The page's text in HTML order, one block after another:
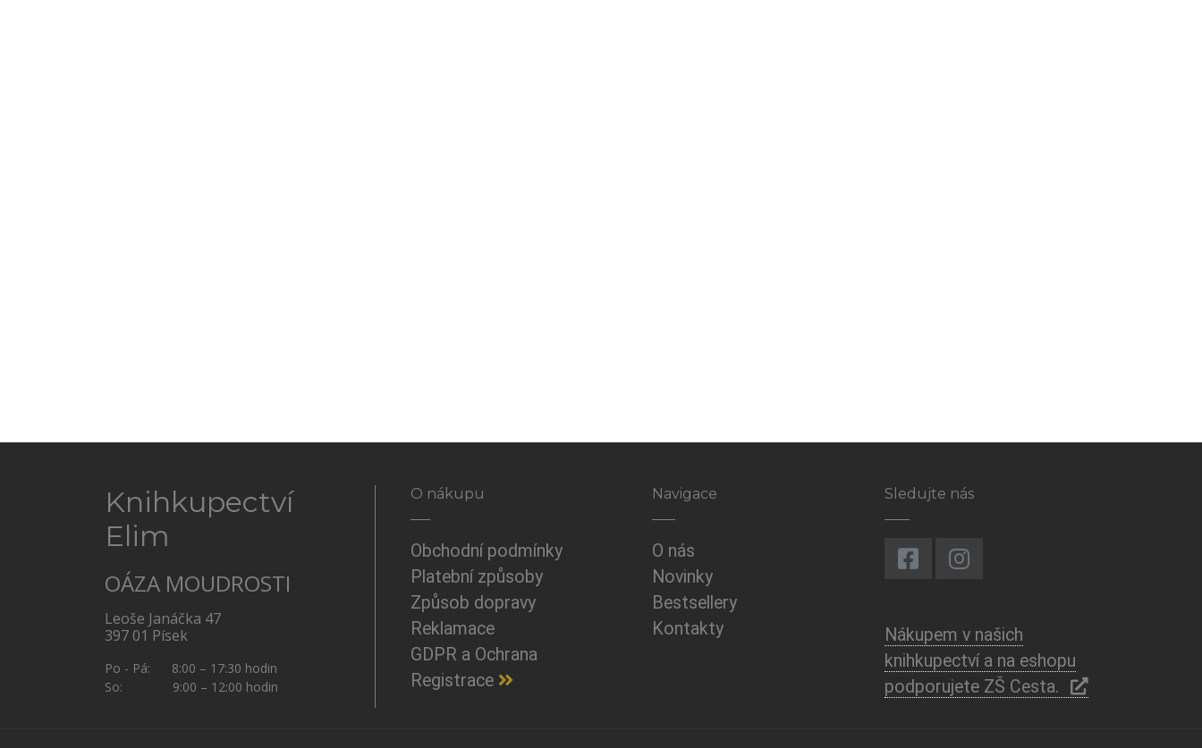
Knihkupectví
Elim
OÁZA MOUDROSTI
Leoše Janáčka 47
397 01 Písek
Po - Pá: 8:00 – 17:30 hodin
So: 9:00 – 12:00 hodin
O nákupu
Obchodní podmínky
Platební způsoby
Způsob dopravy
Reklamace
GDPR a Ochrana
Registrace
Navigace
O nás
Novinky
Bestsellery
Kontakty
Sledujte nás
Nákupem v našich
knihkupectví a na eshopu
podporujete ZŠ Cesta.